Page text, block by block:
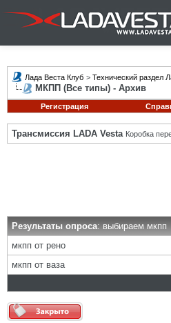
Лада Веста Клуб > Технический раздел
МКПП (Все типы) - Архив
Регистрация
Трансмиссия LADA Vesta Коробка
Результаты опроса: выбираем мкпп
мкпп от рено
мкпп от ваза